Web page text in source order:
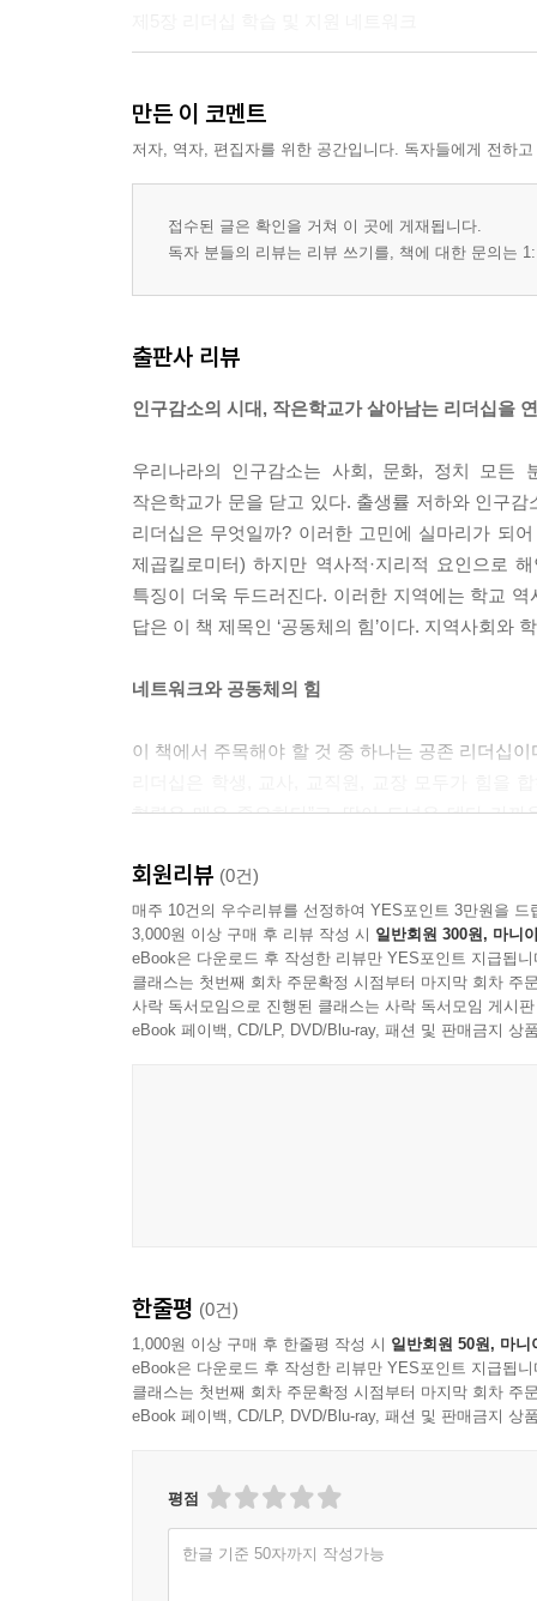
제6장 웡가 비치 주립학교, 퀸즐랜드
제9장 래피드 베이와 람코 초등학교, 사우스오스트
만든 이 코멘트
저자, 역자, 편집자를 위한 공간입니다. 독자들에게 전하
접수된 글은 확인을 거쳐 이 곳에 게재됩니다.
독자 분들의 리뷰는 리뷰 쓰기를, 책에 대한 문의는
출판사 리뷰
인구감소의 시대, 작은학교가 살아남는 리더십을
우리나라의 인구감소는 사회, 문화, 정치 모든
작은학교가 문을 닫고 있다. 출생률 저하와 인구
리더십은 무엇일까? 이러한 고민에 실마리가 되
제곱킬로미터) 하지만 역사적·지리적 요인으로
특징이 더욱 두드러진다. 이러한 지역에는 학교
답은 이 책 제목인 ‘공동체의 힘’이다. 지역사회와
네트워크와 공동체의 힘
이 책에서 주목해야 할 것 중 하나는 공존 리더십
협력은 매우 중요하다”고. 땅이 드넓은 데다 가
인력을 구하기 어려운 환경의 작은학교들은 서로
따라 학생들에게 더 좋은 교육 기회를 제공할 수
생생한 리더십의 사례를 통해 배운다
이 책에는 다섯 교장의 사례가 소개된다. 자기
회원리뷰 (0건)
매주 10건의 우수리뷰를 선정하여 YES포인트 3만원을 드
3,000원 이상 구매 후 리뷰 작성 시 일반회원 300원, 마니
eBook은 다운로드 후 작성한 리뷰만 YES포인트 지급됩니
클래스는 첫번째 회차 주문확정 시점부터 마지막 회차 주
사락 독서모임으로 진행된 클래스는 사락 독서모임 게시
eBook 페이백, CD/LP, DVD/Blu-ray, 패션 및 판매금지 상
한줄평 (0건)
1,000원 이상 구매 후 한줄평 작성 시 일반회원 50원, 마니
eBook은 다운로드 후 작성한 리뷰만 YES포인트 지급됩니
클래스는 첫번째 회차 주문확정 시점부터 마지막 회차 주
eBook 페이백, CD/LP, DVD/Blu-ray, 패션 및 판매금지 상
평점
한글 기준 50자까지 작성가능